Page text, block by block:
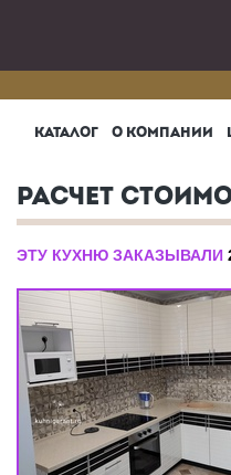
КАТАЛОГ О КОМПАНИИ
РАСЧЕТ
ЭТУ КУХНЮ ЗАКАЗЫВАЛИ